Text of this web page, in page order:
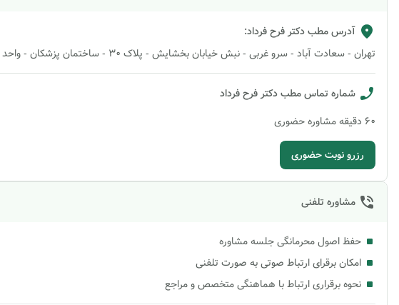
آدرس مطبدکتر فرح فرداد:
تهران - سعادت آباد - سرو غربی - نبش خیابان بخشایش - پلاک 30 - ساختمان پزشکان - واحد 10 - مرکز مشاوره حس زندگی
شماره تماس مطبدکتر فرح فرداد
60 دقیقهمشاوره حضوری
رزرو نوبت حضوری
مشاوره تلفنی
حفظ اصول محرمانگی جلسه مشاوره
امکان برقرای ارتباط صوتی به صورت تلفنی
نحوه برقراری ارتباط با هماهنگی متخصص و مراجع